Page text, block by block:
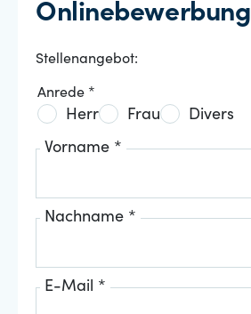
Onlinebewerbung
Stellenangebot:
Anrede *
Herr Frau Divers
Vorname *
Nachname *
E-Mail *